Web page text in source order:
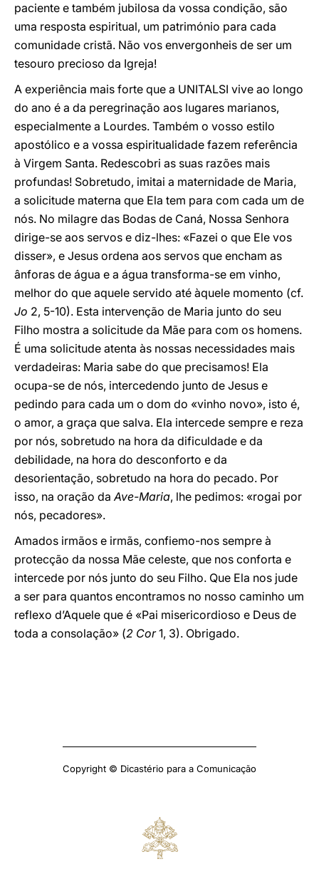
paciente e também jubilosa da vossa condição, são
uma resposta espiritual, um património para cada
comunidade cristã. Não vos envergonheis de ser um
tesouro precioso da Igreja!
A experiência mais forte que a UNITALSI vive ao longo
do ano é a da peregrinação aos lugares marianos,
especialmente a Lourdes. Também o vosso estilo
apostólico e a vossa espiritualidade fazem referência
à Virgem Santa. Redescobri as suas razões mais
profundas! Sobretudo, imitai a maternidade de Maria,
a solicitude materna que Ela tem para com cada um de
nós. No milagre das Bodas de Caná, Nossa Senhora
dirige-se aos servos e diz-lhes: «Fazei o que Ele vos
disser», e Jesus ordena aos servos que encham as
ânforas de água e a água transforma-se em vinho,
melhor do que aquele servido até àquele momento (cf.
Jo 2, 5-10). Esta intervenção de Maria junto do seu
Filho mostra a solicitude da Mãe para com os homens.
É uma solicitude atenta às nossas necessidades mais
verdadeiras: Maria sabe do que precisamos! Ela
ocupa-se de nós, intercedendo junto de Jesus e
pedindo para cada um o dom do «vinho novo», isto é,
o amor, a graça que salva. Ela intercede sempre e reza
por nós, sobretudo na hora da dificuldade e da
debilidade, na hora do desconforto e da
desorientação, sobretudo na hora do pecado. Por
isso, na oração daAve-Maria, lhe pedimos: «rogai por
nós, pecadores».
Amados irmãos e irmãs, confiemo-nos sempre à
protecção da nossa Mãe celeste, que nos conforta e
intercede por nós junto do seu Filho. Que Ela nos jude
a ser para quantos encontramos no nosso caminho um
reflexo d’Aquele que é «Pai misericordioso e Deus de
toda a consolação» (2 Cor1, 3). Obrigado.
Copyright © Dicastério para a Comunicação